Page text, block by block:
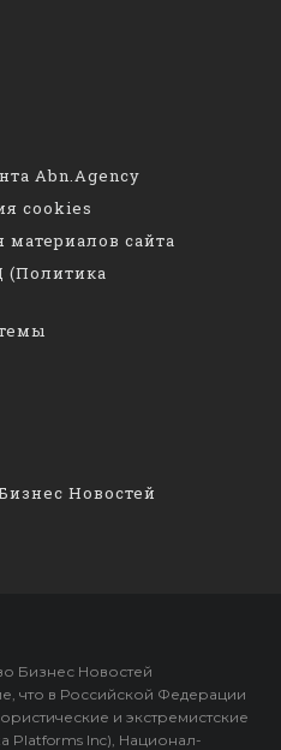
Abn.Agency
cookies
сайта
(Политика
Новостей
Бизнес Новостей
что в Российской Федерации
и экстремистские
Platforms Inc), Национал-